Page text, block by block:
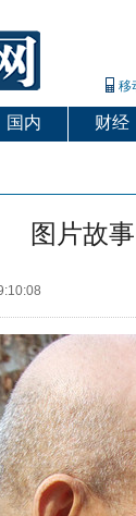
移
国内 财经
图片故